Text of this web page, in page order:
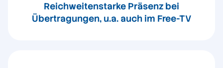
Reichweitenstarke Präsenz bei
Übertragungen, u.a. auch im Free-TV